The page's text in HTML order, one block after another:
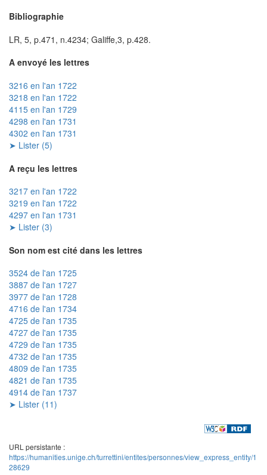
Bibliographie
LR, 5, p.471, n.4234; Galiffe,3, p.428.
A envoyé les lettres
3216 en l'an 1722
3218 en l'an 1722
4115 en l'an 1729
4298 en l'an 1731
4302 en l'an 1731
➤ Lister (5)
A reçu les lettres
3217 en l'an 1722
3219 en l'an 1722
4297 en l'an 1731
➤ Lister (3)
Son nom est cité dans les lettres
3524 de l'an 1725
3887 de l'an 1727
3977 de l'an 1728
4716 de l'an 1734
4725 de l'an 1735
4727 de l'an 1735
4729 de l'an 1735
4732 de l'an 1735
4809 de l'an 1735
4821 de l'an 1735
4914 de l'an 1737
➤ Lister (11)
URL persistante :
https://humanities.unige.ch/turrettini/entites/personnes/view_express_entity/1
28629